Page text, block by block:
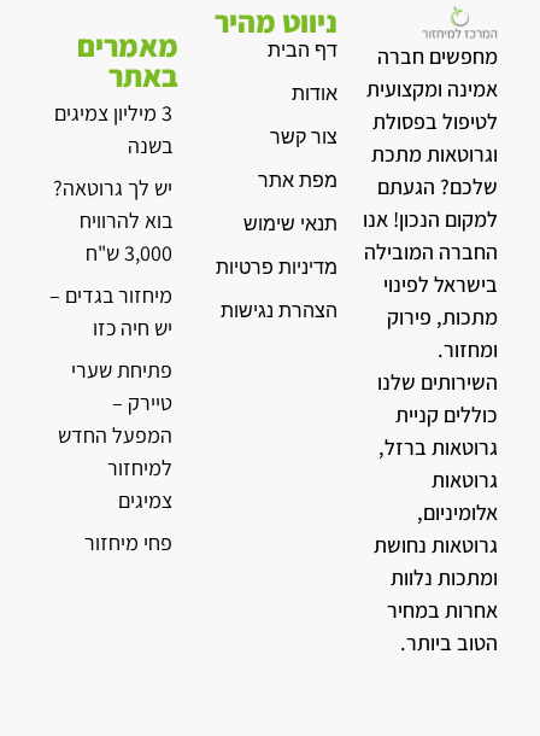
מחפשים חברה
אמינה ומקצועית
לטיפול בפסולת
וגרוטאות מתכת
שלכם? הגעתם
למקום הנכון! אנו
החברה המובילה
בישראל לפינוי
מתכות, פירוק
ומחזור.
השירותים שלנו
כוללים קניית
גרוטאות ברזל,
גרוטאות
אלומיניום,
גרוטאות נחושת
ומתכות נלוות
אחרות במחיר
הטוב ביותר.
ניווט מהיר
דף הבית
אודות
צור קשר
מפת אתר
תנאי שימוש
מדיניות פרטיות
הצהרת נגישות
מאמרים
באתר
3 מיליון צמיגים
בשנה
יש לך גרוטאה?
בוא להרוויח
3,000 ש"ח
מיחזור בגדים –
יש חיה כזו
פתיחת שערי
טיירק –
המפעל החדש
למיחזור
צמיגים
פחי מיחזור